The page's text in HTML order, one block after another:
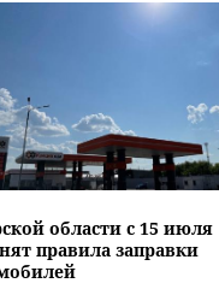
области с 15 июля
правила заправки